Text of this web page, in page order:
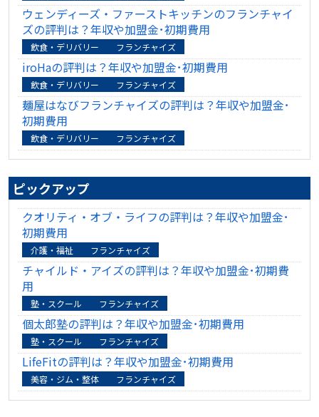
ウェンディーズ・ファーストキッチンのフランチャイ
ズの評判は？年収や加盟金･初期費用
飲食・デリバリー フランチャイズ
iroHaの評判は？年収や加盟金･初期費用
飲食・デリバリー フランチャイズ
麺屋はなびフランチャイズの評判は？年収や加盟金･
初期費用
飲食・デリバリー フランチャイズ
ピックアップ
クオリティ・オブ・ライフの評判は？年収や加盟金･
初期費用
介護・福祉 フランチャイズ
チャイルド・アイズの評判は？年収や加盟金･初期費
用
塾・スクール フランチャイズ
個太郎塾の評判は？年収や加盟金･初期費用
塾・スクール フランチャイズ
LifeFitの評判は？年収や加盟金･初期費用
美容・ジム・整体 フランチャイズ